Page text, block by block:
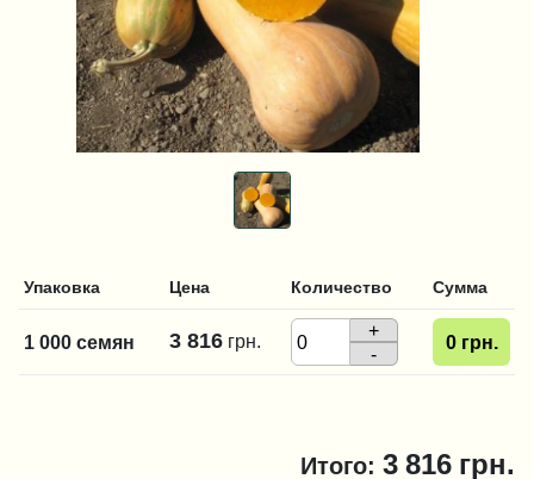
Упаковка Цена Количество Сумма
1 000 семян 3 816 грн.
+
-
0 грн.
Итого: 3 816 грн.